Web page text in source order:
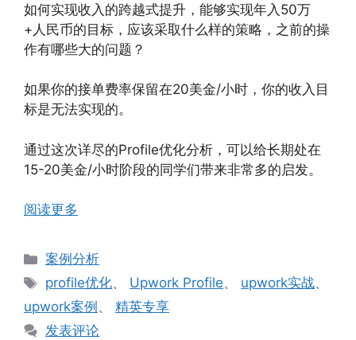
如何实现收入的跨越式提升，能够实现年入50万
+人民币的目标，应该采取什么样的策略，之前的操
作有哪些大的问题？
如果你的接单费率保留在20美金/小时，你的收入目
标是无法实现的。
通过这次详尽的Profile优化分析，可以给长期处在
15-20美金/小时阶段的同学们带来非常多的启发。
阅读更多
分
类
案例分析
标
签
profile优化、 Upwork Profile、 upwork实战、
upwork案例 、 精英专享
发表评论